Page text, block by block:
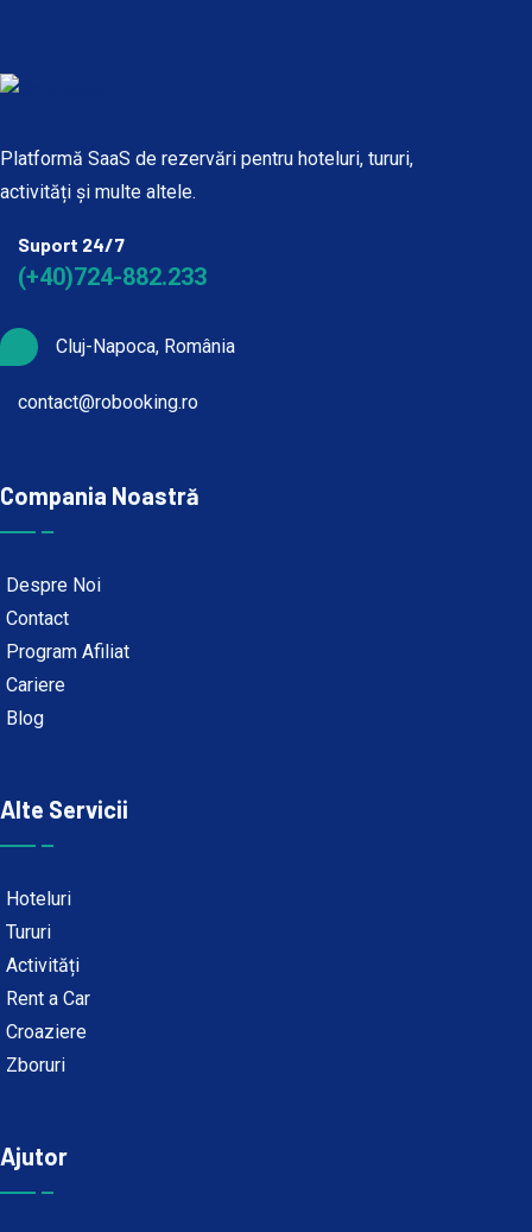
Platformă SaaS de rezervări pentru hoteluri, tururi,
activități și multe altele.
Suport 24/7
(+40)724-882.233
Cluj-Napoca, România
contact@robooking.ro
Compania Noastră
Despre Noi
Contact
Program Afiliat
Cariere
Blog
Alte Servicii
Hoteluri
Tururi
Activități
Rent a Car
Croaziere
Zboruri
Ajutor